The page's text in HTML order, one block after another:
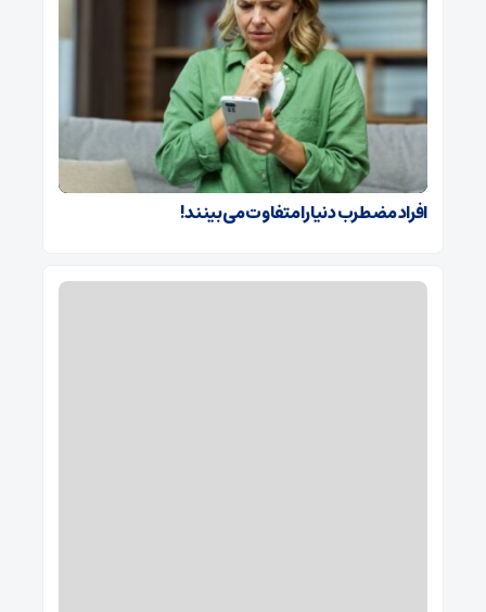
افراد مضطرب دنیا را متفاوت می بینند!